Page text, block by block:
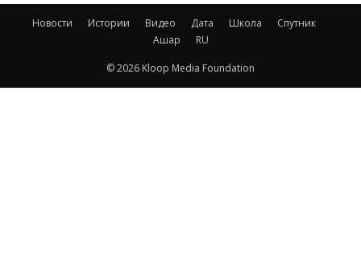
Новости Истории Видео Дата Школа
Спутник
Ашар
RU
© 2026 Kloop Media Foundation